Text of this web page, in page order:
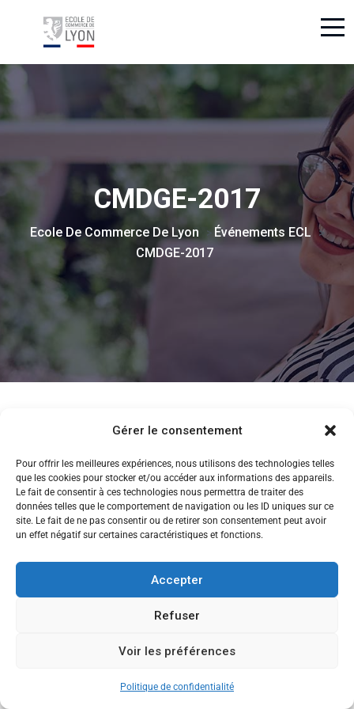
Gérer le consentement
Pour offrir les meilleures expériences, nous utilisons des technologies telles
que les cookies pour stocker et/ou accéder aux informations des appareils.
Le fait de consentir à ces technologies nous permettra de traiter des
données telles que le comportement de navigation ou les ID uniques sur ce
site. Le fait de ne pas consentir ou de retirer son consentement peut avoir
un effet négatif sur certaines caractéristiques et fonctions.
Accepter
Refuser
Voir les préférences
Politique de confidentialité
CMDGE-2017
Ecole De Commerce De Lyon > Événements ECL >
CMDGE-2017
CANDIDATEZ MAINTENANT